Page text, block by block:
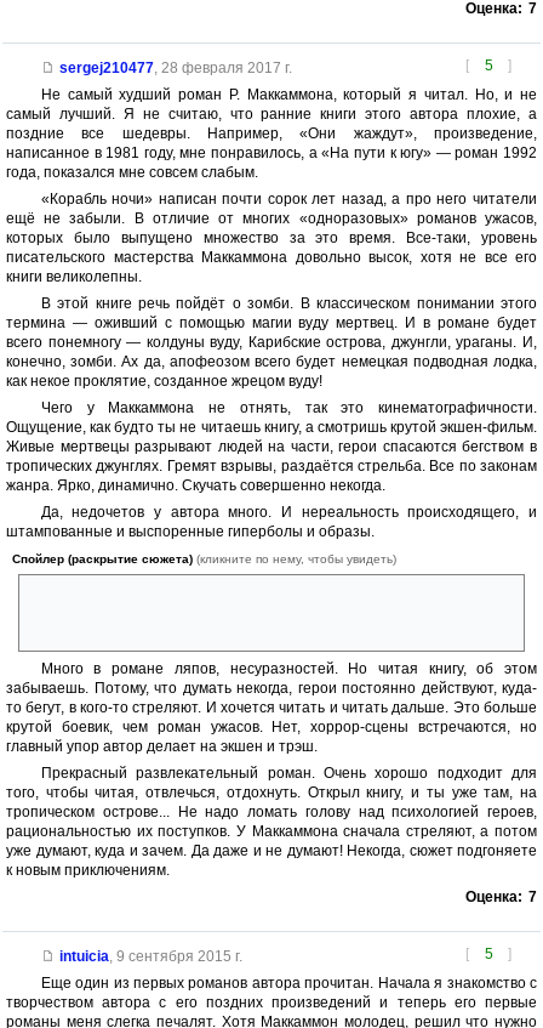
Оценка: 7
[ 5 ]
sergej210477, 28 февраля 2017 г.
Не самый худший роман Р. Маккаммона, который я читал. Но, и не
самый лучший. Я не считаю, что ранние книги этого автора плохие, а
поздние все шедевры. Например, «Они жаждут», произведение,
написанное в 1981 году, мне понравилось, а «На пути к югу» — роман 1992
года, показался мне совсем слабым.
«Корабль ночи» написан почти сорок лет назад, а про него читатели
ещё не забыли. В отличие от многих «одноразовых» романов ужасов,
которых было выпущено множество за это время. Все-таки, уровень
писательского мастерства Маккаммона довольно высок, хотя не все его
книги великолепны.
В этой книге речь пойдёт о зомби. В классическом понимании этого
термина — оживший с помощью магии вуду мертвец. И в романе будет
всего понемногу — колдуны вуду, Карибские острова, джунгли, ураганы. И,
конечно, зомби. Ах да, апофеозом всего будет немецкая подводная лодка,
как некое проклятие, созданное жрецом вуду!
Чего у Маккаммона не отнять, так это кинематографичности.
Ощущение, как будто ты не читаешь книгу, а смотришь крутой экшен-фильм.
Живые мертвецы разрывают людей на части, герои спасаются бегством в
тропических джунглях. Гремят взрывы, раздаётся стрельба. Все по законам
жанра. Ярко, динамично. Скучать совершенно некогда.
Да, недочетов у автора много. И нереальность происходящего, и
штампованные и выспоренные гиперболы и образы.
Спойлер (раскрытие сюжета) (кликните по нему, чтобы увидеть)
Много в романе ляпов, несуразностей. Но читая книгу, об этом
забываешь. Потому, что думать некогда, герои постоянно действуют, куда-
то бегут, в кого-то стреляют. И хочется читать и читать дальше. Это больше
крутой боевик, чем роман ужасов. Нет, хоррор-сцены встречаются, но
главный упор автор делает на экшен и трэш.
Прекрасный развлекательный роман. Очень хорошо подходит для
того, чтобы читая, отвлечься, отдохнуть. Открыл книгу, и ты уже там, на
тропическом острове... Не надо ломать голову над психологией героев,
рациональностью их поступков. У Маккаммона сначала стреляют, а потом
уже думают, куда и зачем. Да даже и не думают! Некогда, сюжет подгоняете
к новым приключениям.
Оценка: 7
[ 5 ]
intuicia, 9 сентября 2015 г.
Еще один из первых романов автора прочитан. Начала я знакомство с
творчеством автора с его поздних произведений и теперь его первые
романы меня слегка печалят. Хотя Маккаммон молодец, решил что нужно